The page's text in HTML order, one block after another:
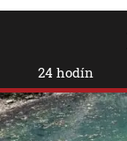
24 hodín